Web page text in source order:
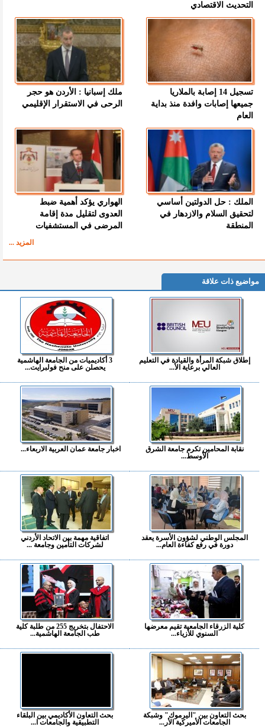
التحديث الاقتصادي
تسجيل 14 إصابة بالملاريا
جميعها إصابات وافدة منذ بداية
العام
ملك إسبانيا : الأردن هو حجر
الرحى في الاستقرار الإقليمي
الملك : حل الدولتين أساسي
لتحقيق السلام والازدهار في
المنطقة
الهواري يؤكد أهمية ضبط
العدوى لتقليل مدة إقامة
المرضى في المستشفيات
المزيد ...
مواضيع ذات علاقة
إطلاق شبكة المرأة والقيادة في التعليم
العالي برعاية الأ...
3 أكاديميات من الجامعة الهاشمية
يحصلن على منح فولبرايت...
نقابة المحامين تكرم جامعة الشرق
الأوسط...
اخبار جامعة عمان العربية الاربعاء...
المجلس الوطني لشؤون الأسرة يعقد
دورة في رفع كفاءة العام...
اتفاقية مهمة بين الاتحاد الأردني
لشركات التأمين وجامعة ...
كلية الزرقاء الجامعية تقيم معرضها
السنوي للأزياء...
الاحتفال بتخريج 255 من طلبة كلية
طب الجامعة الهاشمية...
بحث التعاون بين "اليرموك" وشبكة
الجامعات الأميركية الأر...
بحث التعاون الأكاديمي بين البلقاء
التطبيقية والجامعات ا...